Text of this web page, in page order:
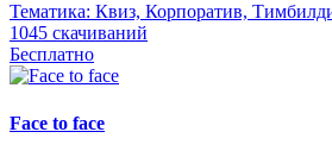
Тематика: Квиз, Корпоратив,
1045 скачиваний
Бесплатно
Face to face